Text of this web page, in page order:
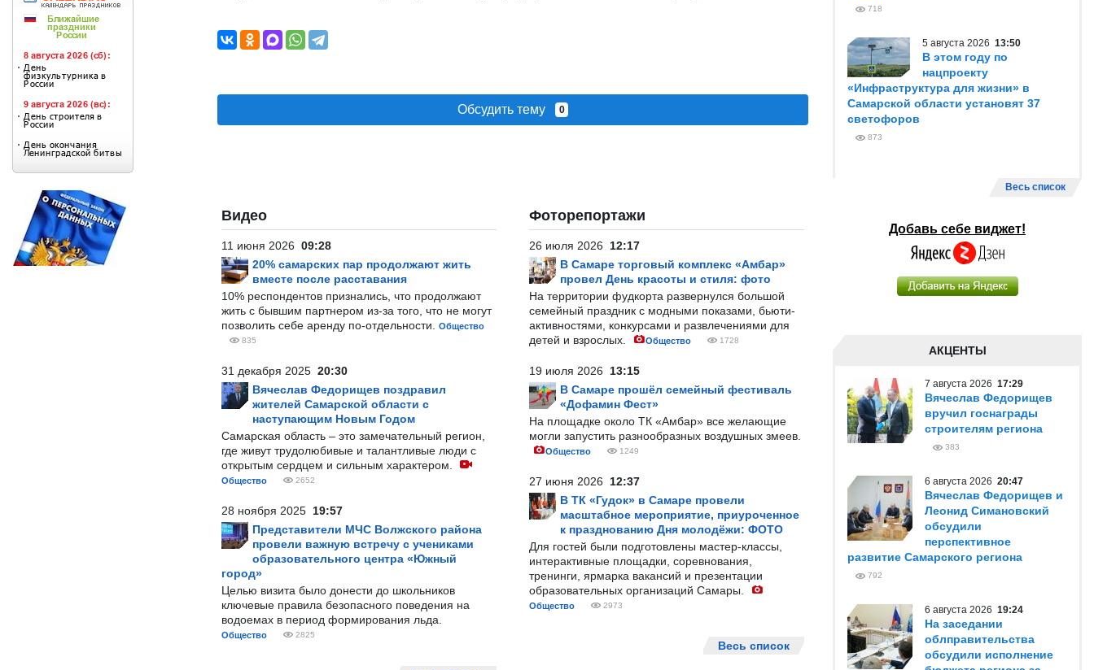
Обсудить тему 0
Видео
11 июня 2026 09:28
20% самарских пар продолжают жить
вместе после расставания
10% респондентов признались, что продолжают
жить с бывшим партнером из-за того, что не могут
позволить себе аренду по-отдельности.
Общество
835
31 декабря 2025 20:30
Вячеслав Федорищев поздравил
жителей Самарской области с
наступающим Новым Годом
Самарская область – это замечательный регион,
где живут трудолюбивые и талантливые люди с
открытым сердцем и сильным характером.
Общество 2652
28 ноября 2025 19:57
Представители МЧС Волжского района
провели важную встречу с учениками
образовательного центра «Южный
город»
Целью визита было донести до школьников
ключевые правила безопасного поведения на
водоемах в период формирования льда.
Общество 2825
Фоторепортажи
26 июля 2026 12:17
В Самаре торговый комплекс «Амбар»
провел День красоты и стиля: фото
На территории фудкорта развернулся большой
семейный праздник с модными показами, бьюти-
активностями, конкурсами и развлечениями для
детей и взрослых.
Общество 1728
19 июля 2026 13:15
В Самаре прошёл семейный фестиваль
«Дофамин Фест»
На площадке около ТК «Амбар» все желающие
могли запустить разнообразных воздушных змеев.
Общество 1249
27 июня 2026 12:37
В ТК «Гудок» в Самаре провели
масштабное мероприятие, приуроченное
к празднованию Дня молодёжи: ФОТО
Для гостей были подготовлены мастер-классы,
интерактивные площадки, соревнования,
тренинги, ярмарка вакансий и презентации
образовательных организаций Самары.
Общество 2973
Весь список
718
5 августа 2026 13:50
В этом году по
нацпроекту
«Инфраструктура для жизни» в
Самарской области установят 37
светофоров
873
Весь список
Добавь себе виджет!
АКЦЕНТЫ
7 августа 2026 17:29
Вячеслав Федорищев
вручил госнаграды
строителям региона
383
6 августа 2026 20:47
Вячеслав Федорищев и
Леонид Симановский
обсудили
перспективное
развитие Самарского региона
792
6 августа 2026 19:24
На заседании
облправительства
обсудили исполнение